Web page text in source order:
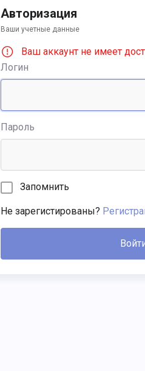
Авторизация
Ваши учетные данные
Ваш аккаунт не имеет
Логин
Пароль
Запомнить
Не зарегистированы?